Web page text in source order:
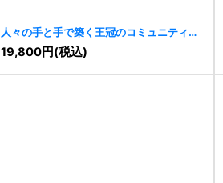
人々の手と手で築く王冠のコミュニティロ
ゴ 11454]
19,800円(税込)